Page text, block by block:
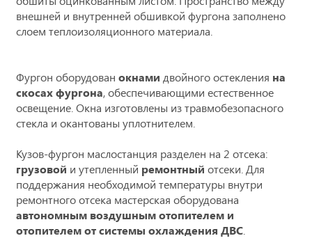
внешней и внутренней обшивкой фургона заполнено
слоем теплоизоляционного материала.
Фургон оборудован окнами двойного остекления на
скосах фургона, обеспечивающими естественное
освещение. Окна изготовлены из травмобезопасного
стекла и окантованы уплотнителем.
Кузов-фургон маслостанция разделен на 2 отсека:
грузовой и утепленный ремонтный отсеки. Для
поддержания необходимой температуры внутри
ремонтного отсека мастерская оборудована
автономным воздушным отопителем и
отопителем от системы охлаждения ДВС